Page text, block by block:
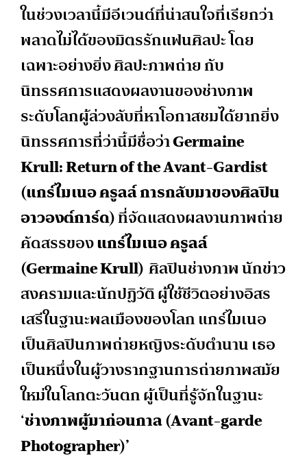
ในช่วงเวลานี้มีอีเวนต์ที่น่าสนใจที่เรียกว่า
พลาดไม่ได้ของมิตรรักแฟนศิลปะ โดย
เฉพาะอย่างยิ่ง ศิลปะภาพถ่าย กับ
นิทรรศการแสดงผลงานของช่างภาพ
ระดับโลกผู้ล่วงลับที่หาโอกาสชมได้ยากยิ่ง
นิทรรศการที่ว่านี้มีชื่อว่าGermaine
Krull: Return of the Avant-Gardist
(แกร์ไมเนอครูลล์การกลับมาของศิลปิน
อาวองต์การ์ด)ที่จัดแสดงผลงานภาพถ่าย
คัดสรรของแกร์ไมเนอครูลล์
(Germaine Krull) ศิลปินช่างภาพ นักข่าว
สงครามและนักปฏิวัติ ผู้ใช้ชีวิตอย่างอิสร
เสรีในฐานะพลเมืองของโลก แกร์ไมเนอ
เป็นศิลปินภาพถ่ายหญิงระดับตำนาน เธอ
เป็นหนึ่งในผู้วางรากฐานการถ่ายภาพสมัย
ใหม่ในโลกตะวันตก ผู้เป็นที่รู้จักในฐานะ
‘ช่างภาพผู้มาก่อนกาล(Avant-garde
Photographer)’